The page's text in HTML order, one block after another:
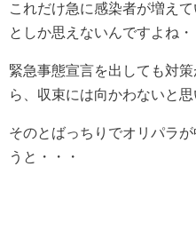
これだけ急に感染者が増え
としか思えないんですよね・
緊急事態宣言を出しても対
ら、収束には向かわないと
そのとばっちりでオリパラ
うと・・・